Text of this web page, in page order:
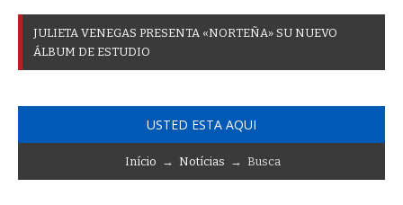
JULIETA VENEGAS PRESENTA «NORTEÑA» SU NUEVO
ÁLBUM DE ESTUDIO
USTED ESTA AQUI
Início → Notícias → Busca